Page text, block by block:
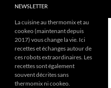
NEWSLETTER
La cuisine au thermomix et au
cookeo (maintenant depuis
2017) vous change la vie. Ici
recettes et échanges autour de
ces robots extraordinaires. Les
recettes sont également
souvent décrites sans
thermomix ni cookeo.